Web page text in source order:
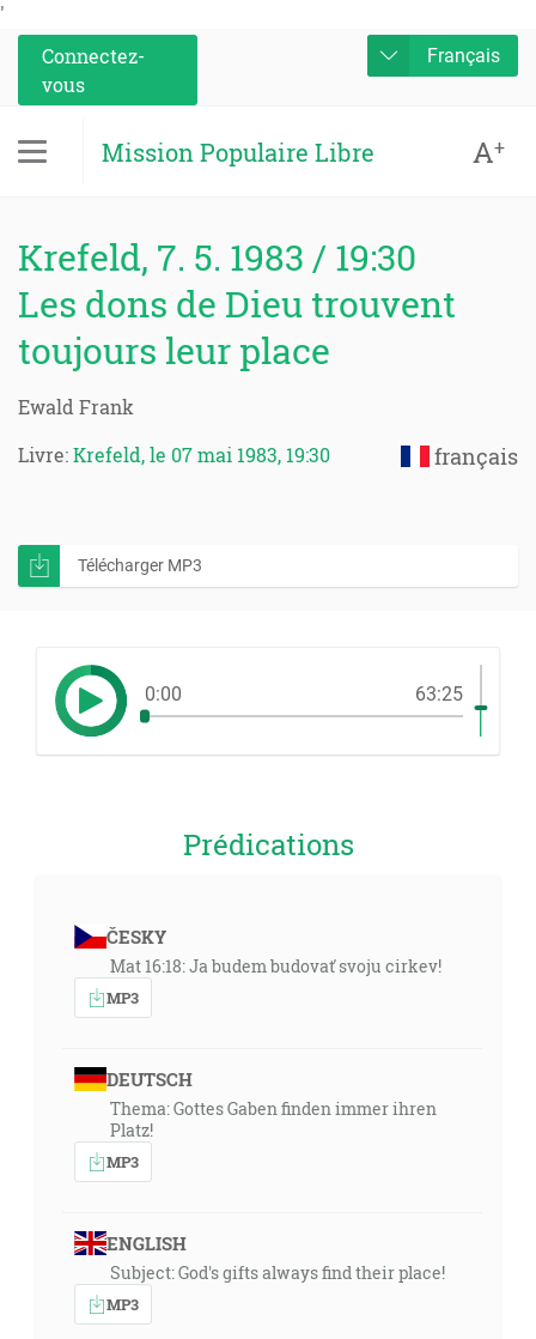
'
Connectez-
vous
Français
Mission Populaire Libre A+
Krefeld, 7. 5. 1983 / 19:30
Les dons de Dieu trouvent
toujours leur place
Ewald Frank
français
Livre:Krefeld, le 07 mai 1983, 19:30
Télécharger MP3
0:00 63:25
Prédications
ČESKY
Mat 16:18: Ja budem budovať svoju cirkev!
MP3
DEUTSCH
Thema: Gottes Gaben finden immer ihren
Platz!
MP3
ENGLISH
Subject: God's gifts always find their place!
MP3